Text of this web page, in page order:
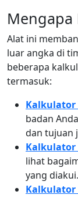
Alat ini
luar angka di
beberapa
termasuk:
Kalkulator
badan
dan tujuan
Kalkulator
lihat
yang diakui.
Kalkulator